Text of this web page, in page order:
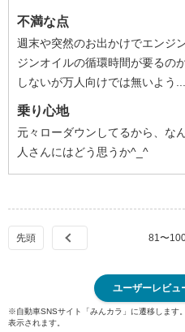
不満な点
週末や突然のお出かけでエンジ
ジンオイルの循環時間が要るの
しないが万人向けでは無いよう...
乗り心地
元々ローダウンしてるから、な
人さんにはどう思うか^_^
81 〜
ユーザーレビュ
※自動車SNSサイト「みんカラ」に遷移します
表示されます。